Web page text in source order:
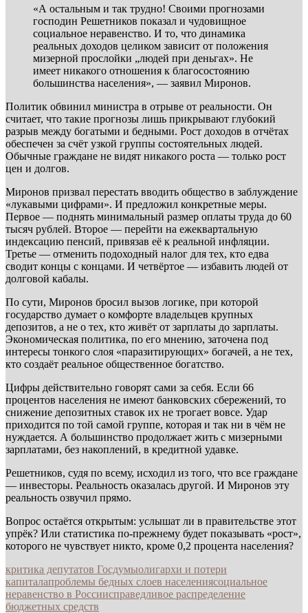
«А остальным и так трудно! Своими прогнозами
господин Решетников показал и чудовищное
социальное неравенство. И то, что динамика
реальных доходов целиком зависит от положения
мизерной прослойки „людей при деньгах». Не
имеет никакого отношения к благосостоянию
большинства населения», — заявил Миронов.
Политик обвинил министра в отрыве от реальности. Он
считает, что такие прогнозы лишь прикрывают глубокий
разрыв между богатыми и бедными. Рост доходов в отчётах
обеспечен за счёт узкой группы состоятельных людей.
Обычные граждане не видят никакого роста — только рост
цен и долгов.
Миронов призвал перестать вводить общество в заблуждение
«лукавыми цифрами». И предложил конкретные меры.
Первое — поднять минимальный размер оплаты труда до 60
тысяч рублей. Второе — перейти на ежеквартальную
индексацию пенсий, привязав её к реальной инфляции.
Третье — отменить подоходный налог для тех, кто едва
сводит концы с концами. И четвёртое — избавить людей от
долговой кабалы.
По сути, Миронов бросил вызов логике, при которой
государство думает о комфорте владельцев крупных
депозитов, а не о тех, кто живёт от зарплаты до зарплаты.
Экономическая политика, по его мнению, заточена под
интересы тонкого слоя «паразитирующих» богачей, а не тех,
кто создаёт реальное общественное богатство.
Цифры действительно говорят сами за себя. Если 66
процентов населения не имеют банковских сбережений, то
снижение депозитных ставок их не трогает вовсе. Удар
приходится по той самой группе, которая и так ни в чём не
нуждается. А большинство продолжает жить с мизерными
зарплатами, без накоплений, в кредитной удавке.
Решетников, судя по всему, исходил из того, что все граждане
— инвесторы. Реальность оказалась другой. И Миронов эту
реальность озвучил прямо.
Вопрос остаётся открытым: услышат ли в правительстве этот
упрёк? Или статистика по-прежнему будет показывать «рост»,
которого не чувствует никто, кроме 0,2 процента населения?
критика депутатов Госдумыолигархи и потери
капиталапроблемы бедных слоев населениясоциальное
неравенство в Россиисправедливое распределение
бюджетных средств